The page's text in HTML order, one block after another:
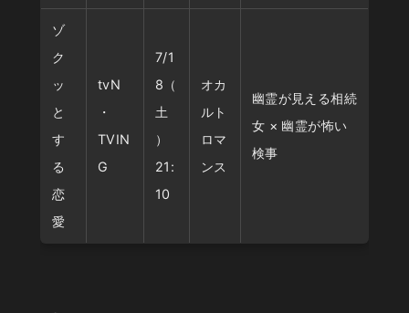
ゾ
ク
ッ
と
す
る
恋
愛
tvN
・
TVIN
G
7/1
8（
土
）
21:
10
オカ
ルト
ロマ
ンス
幽霊が見える相続
女 × 幽霊が怖い
検事